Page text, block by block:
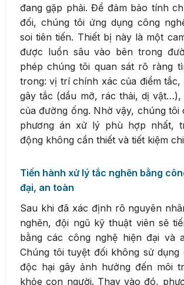
đang gặp phải. Để đảm bảo tính
đối, chúng tôi ứng dụng công
soi tiên tiến. Thiết bị này là một
được luồn sâu vào bên trong
phép chúng tôi quan sát rõ ràng
trong: vị trí chính xác của điểm tắc,
gây tắc (dầu mỡ, rác thải, dị
của đường ống. Nhờ vậy, chúng tôi
phương án xử lý phù hợp nhất,
động không cần thiết và tiết kiệm
Tiến hành xử lý tắc nghẽn bằng
đại, an toàn
Sau khi đã xác định rõ nguyên
nghẽn, đội ngũ kỹ thuật viên sẽ
bằng các công nghệ hiện đại và
Chúng tôi tuyệt đối không sử dụng
độc hại gây ảnh hưởng đến môi
khỏe con người. Thay vào đó,